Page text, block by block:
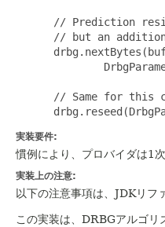
// Prediction
// but an
// Same for this
実装要件:
慣例により、プロバイダは1
実装上の注意:
以下の注意事項は、JDKリフ
この実装は、DRBGアルゴ